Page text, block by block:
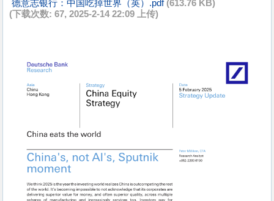
德意志银行：中国吃掉世界（英）.pdf (613.76 KB)
(下载次数: 67, 2025-2-14 22:09 上传)